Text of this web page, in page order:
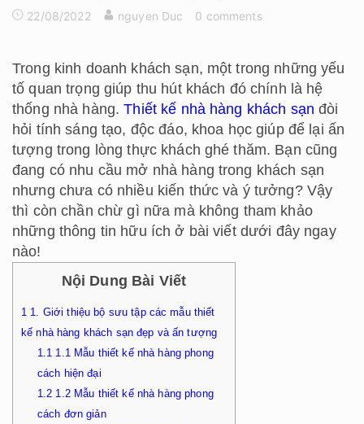
22/08/2022 nguyen Duc 0 comments
Trong kinh doanh khách sạn, một trong những yếu
tố quan trọng giúp thu hút khách đó chính là hệ
thống nhà hàng. Thiết kế nhà hàng khách sạnđòi
hỏi tính sáng tạo, độc đáo, khoa học giúp để lại ấn
tượng trong lòng thực khách ghé thăm. Bạn cũng
đang có nhu cầu mở nhà hàng trong khách sạn
nhưng chưa có nhiều kiến thức và ý tưởng? Vậy
thì còn chần chừ gì nữa mà không tham khảo
những thông tin hữu ích ở bài viết dưới đây ngay
nào!
Nội Dung Bài Viết
1 1. Giới thiệu bộ sưu tập các mẫu thiết
kế nhà hàng khách sạn đẹp và ấn tượng
1.1 1.1 Mẫu thiết kế nhà hàng phong
cách hiện đại
1.2 1.2 Mẫu thiết kế nhà hàng phong
cách đơn giản